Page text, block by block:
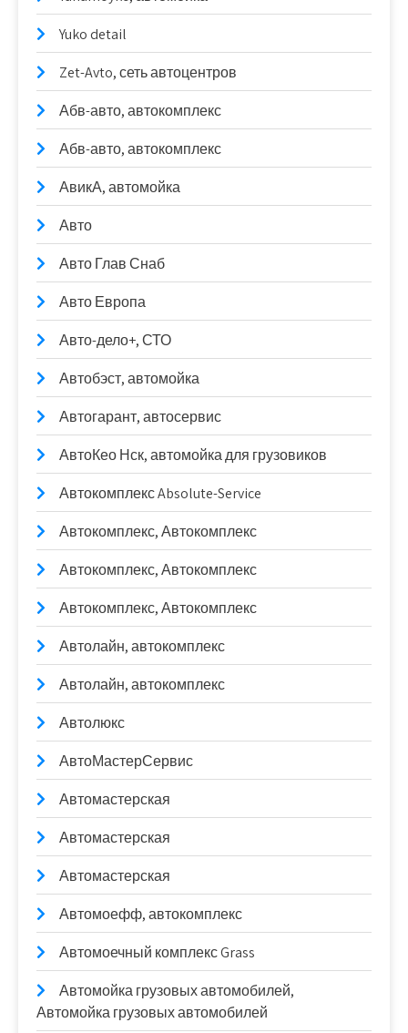
Yuko detail
Zet-Avto, сеть автоцентров
Абв-авто, автокомплекс
Абв-авто, автокомплекс
АвикА, автомойка
Авто
Авто Глав Снаб
Авто Европа
Авто-дело+, СТО
Автобэст, автомойка
Автогарант, автосервис
АвтоКео Нск, автомойка для грузовиков
Автокомплекс Absolute-Service
Автокомплекс, Автокомплекс
Автокомплекс, Автокомплекс
Автокомплекс, Автокомплекс
Автолайн, автокомплекс
Автолайн, автокомплекс
Автолюкс
АвтоМастерСервис
Автомастерская
Автомастерская
Автомастерская
Автомоефф, автокомплекс
Автомоечный комплекс Grass
Автомойка грузовых автомобилей,
Автомойка грузовых автомобилей